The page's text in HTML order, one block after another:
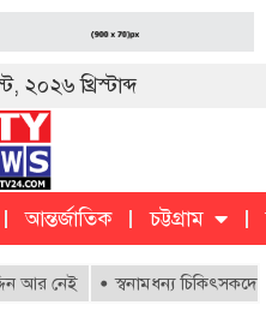
২০২৬ খ্রিস্টাব্দ
আন্তর্জাতিক চট্টগ্রাম
চট্টগ্রাম
নেই স্বনামধন্য চিকিৎসকদের